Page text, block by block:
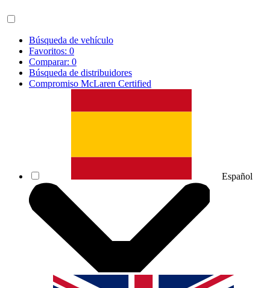
Búsqueda de vehículo
Favoritos: 0
Comparar: 0
Búsqueda de distribuidores
Compromiso McLaren Certified
Español